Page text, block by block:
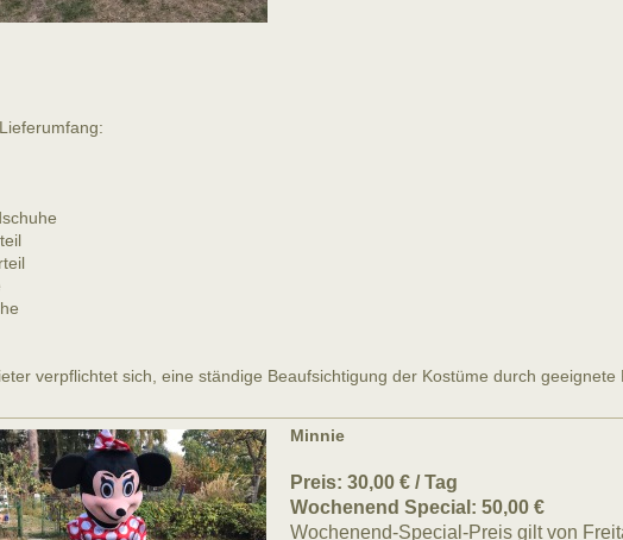
verpflichtet sich, eine ständige Beaufsichtigung der Kostüme durch geeignete
Minnie
Preis: 30,00 € / Tag
Wochenend Special: 50,00 €
Wochenend-Special-Preis gilt von